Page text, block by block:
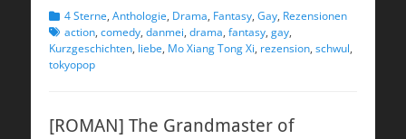
Kategorien
4 Sterne, Anthologie, Drama, Fantasy, Gay, Rezensionen
action, comedy, danmei, drama, fantasy, gay,
Kurzgeschichten, liebe, Mo Xiang Tong Xi, rezension, schwul,
tokyopop
[ROMAN] The Grandmaster of